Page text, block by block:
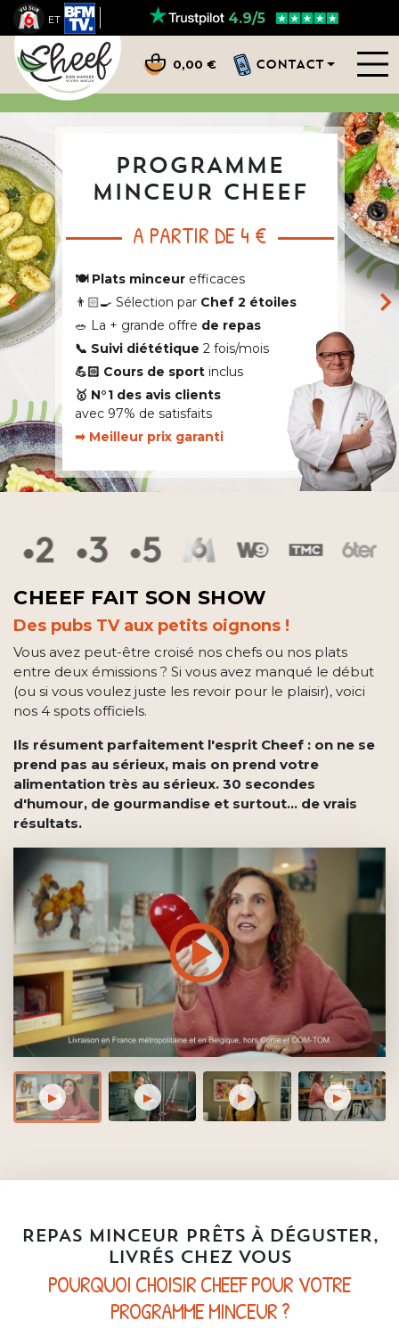
ET 4.9/5
0,00 € CONTACT
BILAN MINCEUR
JE SUIS...
Une femme
Un homme
Obtenez -5€ en faisant votre bilan
minceur gratuit en 1 mn !
▶ ▶ ▶ ▶
CHEEF FAIT SON SHOW
Des pubs TV aux petits oignons !
Vous avez peut-être croisé nos chefs ou nos plats
entre deux émissions ? Si vous avez manqué le début
(ou si vous voulez juste les revoir pour le plaisir), voici
nos 4 spots officiels.
Ils résument parfaitement l'esprit Cheef : on ne se
prend pas au sérieux, mais on prend votre
alimentation très au sérieux. 30 secondes
d'humour, de gourmandise et surtout... de vrais
résultats.
REPAS MINCEUR PRÊTS À DÉGUSTER,
LIVRÉS CHEZ VOUS
POURQUOI CHOISIR CHEEF POUR VOTRE
PROGRAMME MINCEUR ?